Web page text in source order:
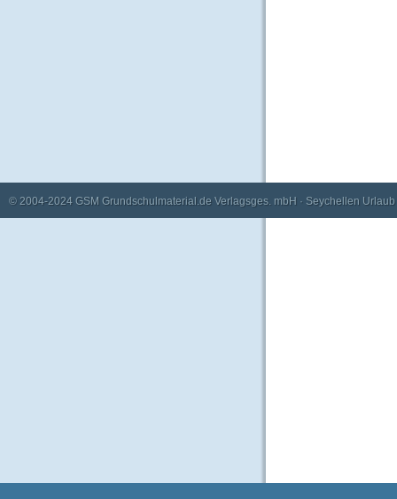
© 2004-2024 GSM Grundschulmaterial.de Verlagsges. mbH · Seychellen Urlaub